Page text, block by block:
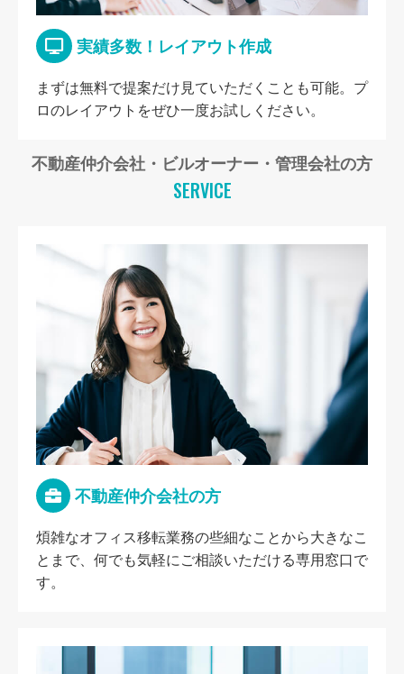
実績多数！レイアウト作成
まずは無料で提案だけ見ていただくことも可能。プ
ロのレイアウトをぜひ一度お試しください。
不動産仲介会社・ビルオーナー・管理会社の方
SERVICE
不動産仲介会社の方
煩雑なオフィス移転業務の些細なことから大きなこ
とまで、何でも気軽にご相談いただける専用窓口で
す。